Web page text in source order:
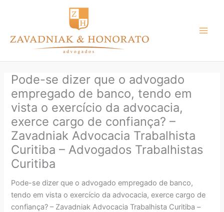
conteúdo
Pode-se dizer que o advogado
empregado de banco, tendo em
vista o exercício da advocacia,
exerce cargo de confiança? –
Zavadniak Advocacia Trabalhista
Curitiba – Advogados Trabalhistas
Curitiba
Pode-se dizer que o advogado empregado de banco,
tendo em vista o exercício da advocacia, exerce cargo de
confiança? – Zavadniak Advocacia Trabalhista Curitiba –